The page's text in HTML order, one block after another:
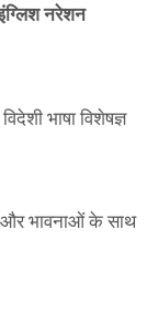
नरेशन
भाषा विशेषज्ञ
और भावनाओं के साथ